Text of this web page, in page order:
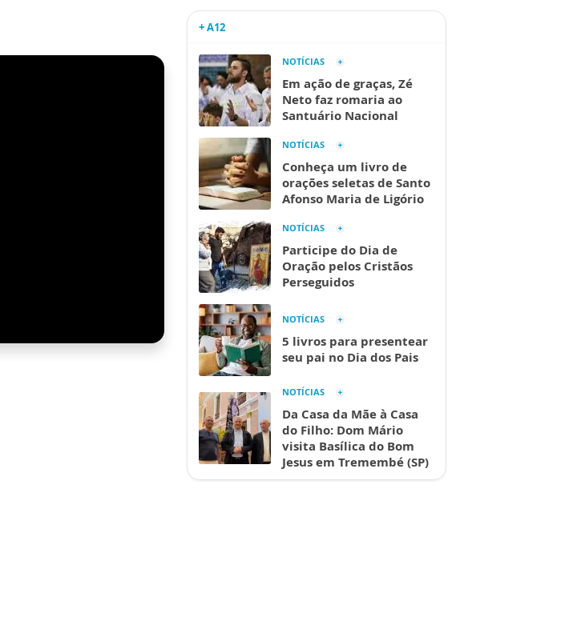
+ A12
NOTÍCIAS
Em ação de graças, Zé
Neto faz romaria ao
Santuário Nacional
NOTÍCIAS
Conheça um livro de
orações seletas de Santo
Afonso Maria de Ligório
NOTÍCIAS
Participe do Dia de
Oração pelos Cristãos
Perseguidos
NOTÍCIAS
5 livros para presentear
seu pai no Dia dos Pais
NOTÍCIAS
Da Casa da Mãe à Casa
do Filho: Dom Mário
visita Basílica do Bom
Jesus em Tremembé (SP)